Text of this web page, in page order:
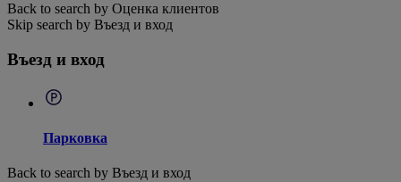
Back to search by Оценка клиентов
Skip search by Въезд и вход
Въезд и вход
Парковка
Back to search by Въезд и вход